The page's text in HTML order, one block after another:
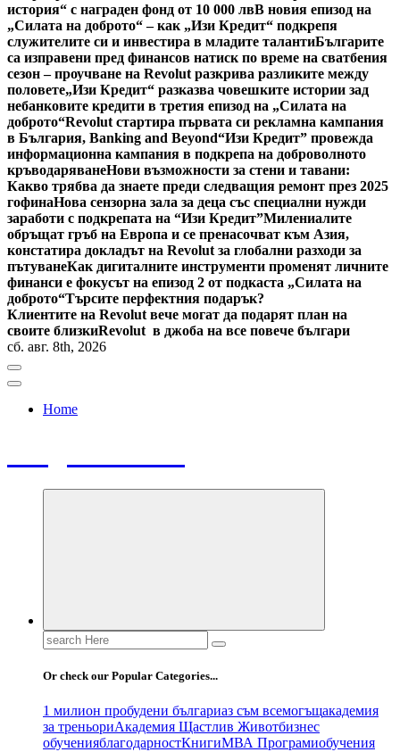
история“ с награден фонд от 10 000 лвВ новия епизод на
„Силата на доброто“ – как „Изи Кредит“ подкрепя
служителите си и инвестира в младите талантиБългарите
са изправени пред финансов натиск по време на сватбения
сезон – проучване на Revolut разкрива разликите между
половете„Изи Кредит“ разказва човешките истории зад
небанковите кредити в третия епизод на „Силата на
доброто“Revolut стартира първата си рекламна кампания
в България, Banking and Beyond“Изи Кредит” провежда
информационна кампания в подкрепа на доброволното
кръводаряванеНови възможности за стени и тавани:
Какво трябва да знаете преди следващия ремонт през 2025
гофинаНова сензорна зала за деца със специални нужди
заработи с подкрепата на “Изи Кредит”Милениалите
обръщат гръб на Европа и се пренасочват към Азия,
констатира докладът на Revolut за глобални разходи за
пътуванеКак дигиталните инструменти променят личните
финанси е фокусът на епизод 2 от подкаста „Силата на
доброто“Търсите перфектния подарък?
Клиентите на Revolut вече могат да подарят план на
своите близкиRevolut в джоба на все повече българи
сб. авг. 8th, 2026
Home
Search
for:
Or check our Popular Categories...
1 милион пробудени българиаз съм всемогъщакадемия
за треньориАкадемия Щастлив Животбизнес
обученияблагодарностКнигиМВА Програмиобучения